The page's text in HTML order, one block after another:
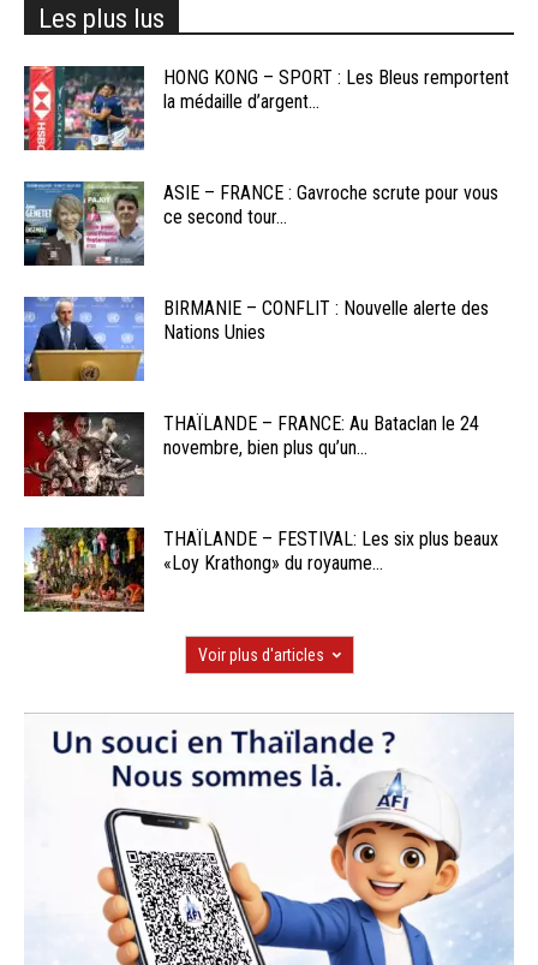
Les plus lus
HONG KONG – SPORT : Les Bleus remportent
la médaille d’argent...
ASIE – FRANCE : Gavroche scrute pour vous
ce second tour...
BIRMANIE – CONFLIT : Nouvelle alerte des
Nations Unies
THAÏLANDE – FRANCE: Au Bataclan le 24
novembre, bien plus qu’un...
THAÏLANDE – FESTIVAL: Les six plus beaux
«Loy Krathong» du royaume...
Voir plus d'articles